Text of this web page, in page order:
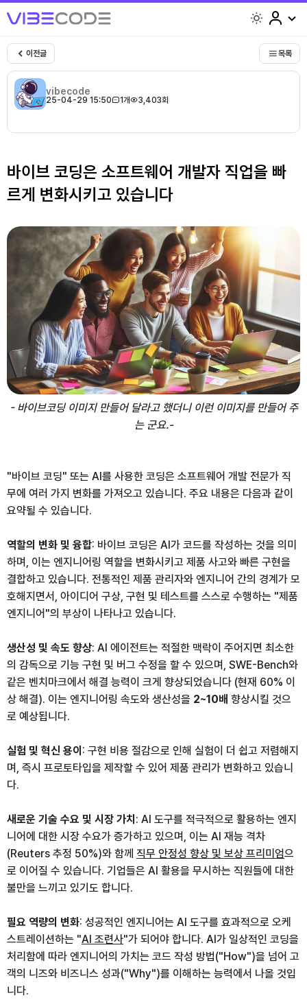
이전글 목록
vibecode
25-04-29 15:50 1개 3,403회
바이브 코딩은 소프트웨어 개발자 직업을 빠
르게 변화시키고 있습니다
- 바이브코딩 이미지 만들어 달라고 했더니 이런 이미지를 만들어 주
는 군요.-
"바이브 코딩" 또는 AI를 사용한 코딩은 소프트웨어 개발 전문가 직
무에 여러 가지 변화를 가져오고 있습니다. 주요 내용은 다음과 같이
요약될 수 있습니다.
역할의 변화 및 융합: 바이브 코딩은 AI가 코드를 작성하는 것을 의미
하며, 이는 엔지니어링 역할을 변화시키고 제품 사고와 빠른 구현을
결합하고 있습니다. 전통적인 제품 관리자와 엔지니어 간의 경계가 모
호해지면서, 아이디어 구상, 구현 및 테스트를 스스로 수행하는 "제품
엔지니어"의 부상이 나타나고 있습니다.
생산성 및 속도 향상: AI 에이전트는 적절한 맥락이 주어지면 최소한
의 감독으로 기능 구현 및 버그 수정을 할 수 있으며, SWE-Bench와
같은 벤치마크에서 해결 능력이 크게 향상되었습니다 (현재 60% 이
상 해결). 이는 엔지니어링 속도와 생산성을 2~10배 향상시킬 것으
로 예상됩니다.
실험 및 혁신 용이 : 구현 비용 절감으로 인해 실험이 더 쉽고 저렴해지
며, 즉시 프로토타입을 제작할 수 있어 제품 관리가 변화하고 있습니
다.
새로운 기술 수요 및 시장 가치 : AI 도구를 적극적으로 활용하는 엔지
니어에 대한 시장 수요가 증가하고 있으며, 이는 AI 재능 격차
(Reuters 추정 50%)와 함께 직무 안정성 향상 및 보상 프리미엄으
로 이어질 수 있습니다. 기업들은 AI 활용을 무시하는 직원들에 대한
불만을 느끼고 있기도 합니다.
필요 역량의 변화: 성공적인 엔지니어는 AI 도구를 효과적으로 오케
스트레이션하는 "AI 조련사"가 되어야 합니다. AI가 일상적인 코딩을
처리함에 따라 엔지니어의 가치는 코드 작성 방법("How")을 넘어 고
객의 니즈와 비즈니스 성과("Why")를 이해하는 능력에서 나올 것입
니다.